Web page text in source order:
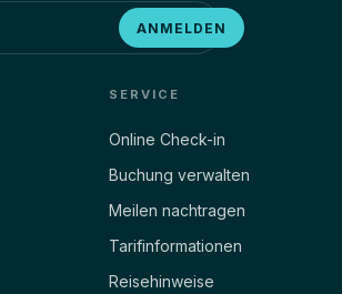
ANMELDEN
SERVICE
Online Check-in
Buchung verwalten
Meilen nachtragen
Tarifinformationen
Reisehinweise